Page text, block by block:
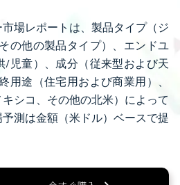
場レポートは、製品タイプ（ジ
の他の製品タイプ）、エンドユ
/児童）、成分（従来型および天
用途（住宅用および商業用）、
シコ、その他の北米）によって
測は金額（米ドル）ベースで提